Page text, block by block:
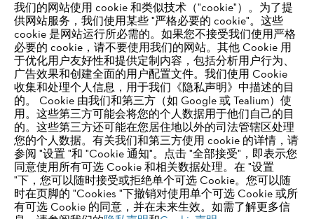
奖项和荣誉
我们的网站使用 cookie 和类似技术（"cookie"）。为了提
供网站服务，我们使用某些 "严格必要的 cookie"。这些
cookie 是网站运行所必需的。如果您不接受我们使用严格
必要的 cookie，请不要使用我们的网站。其他 Cookie 用
于优化用户友好性和提供定制内容，包括分析用户行为、
广告效果和创建全面的用户配置文件。我们使用 Cookie
收集和处理个人信息，用于我们《隐私声明》中描述的目
的。 Cookie 由我们和第三方（如 Google 或 Tealium）使
用。这些第三方可能会将您的个人数据用于他们自己的目
的。这些第三方还可能在您居住地以外的司法管辖区处理
您的个人数据。有关我们和第三方使用 cookie 的详情，请
参阅 "设置 "和 "Cookie 通知"。点击 "全部接受"，即表示您
同意使用所有可选 Cookie 和相关数据处理。在 "设置
"下，您可以随时接受或拒绝单个可选 Cookie。您可以随
时在页脚的 "Cookies "下撤销对使用单个可选 Cookie 或所
有可选 Cookie 的同意，并在未来生效。如需了解更多信